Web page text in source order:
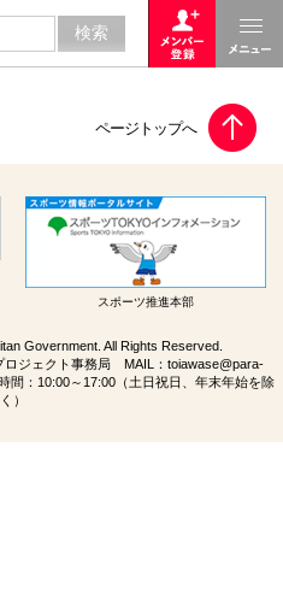
スポーツ推進本部
Government. All Rights Reserved.
ロジェクト事務局 MAIL： toiawase@para-
：10:00～17:00（土日祝日、年末年始を除
く）